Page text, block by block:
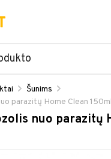
Šunims
parazitų Home Clean 150ml
nuo parazitų